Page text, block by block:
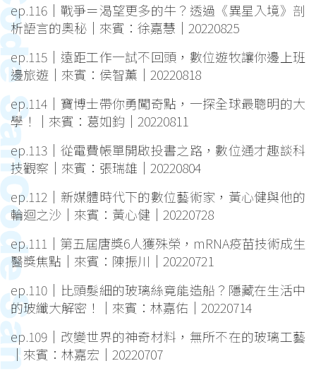
ep.116｜戰爭＝渴望更多的牛？透過《異星入境》剖
析語言的奧秘｜來賓：徐嘉慧｜20220825
ep.115｜遠距工作一試不回頭，數位遊牧讓你邊上班
邊旅遊｜來賓：侯智薰｜20220818
ep.114｜寶博士帶你勇闖奇點，一探全球最聰明的大
學！｜來賓：葛如鈞｜20220811
ep.113｜從電費帳單開啟投書之路，數位通才趣談科
技觀察｜來賓：張瑞雄｜20220804
ep.112｜新媒體時代下的數位藝術家，黃心健與他的
輪迴之沙｜來賓：黃心健｜20220728
ep.111｜第五屆唐獎6人獲殊榮，mRNA疫苗技術成生
醫獎焦點｜來賓：陳振川｜20220721
ep.110｜比頭髮細的玻璃絲竟能造船？隱藏在生活中
的玻纖大解密！｜來賓：林嘉佑｜20220714
ep.109｜改變世界的神奇材料，無所不在的玻璃工藝
｜來賓：林嘉宏｜20220707